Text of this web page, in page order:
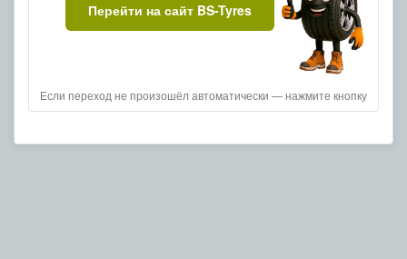
Перейти на сайт BS-Tyres
Если переход не произошёл автоматически — нажмите кнопку